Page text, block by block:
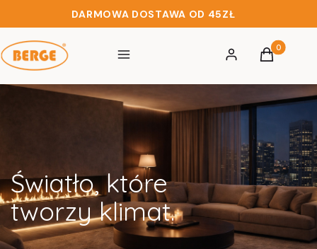
DARMOWA DOSTAWA OD 45ZŁ
Menu Zaloguj sięProdukty
Koszyk
Światło, które
tworzy klimat.